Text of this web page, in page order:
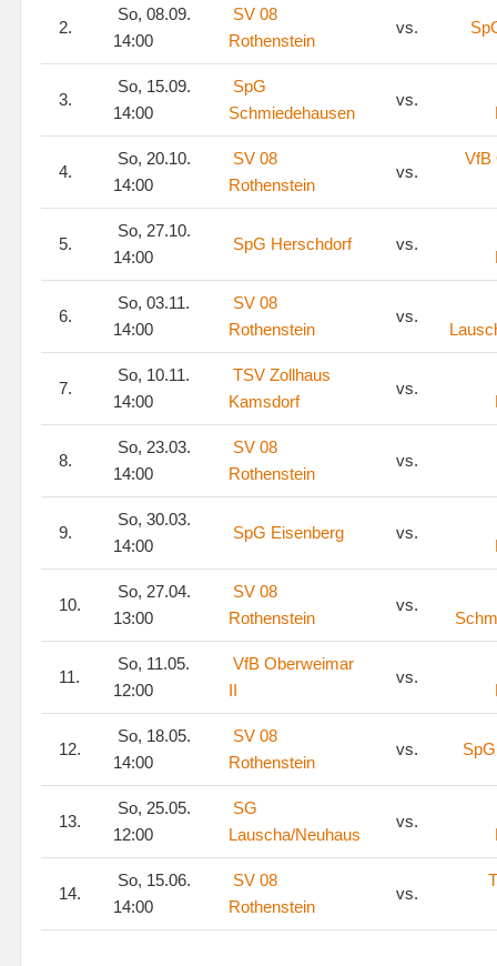
2.
So, 08.09.
14:00
SV 08
Rothenstein
vs.
3.
So, 15.09.
14:00
SpG
Schmiedehausen
vs.
4.
So, 20.10.
14:00
SV 08
Rothenstein
vs.
VfB
5.
So, 27.10.
14:00
SpG Herschdorf vs.
6.
So, 03.11.
14:00
SV 08
Rothenstein
vs.
7.
So, 10.11.
14:00
TSV Zollhaus
Kamsdorf
vs.
8.
So, 23.03.
14:00
SV 08
Rothenstein
vs.
9.
So, 30.03.
14:00
SpG Eisenberg vs.
10.
So, 27.04.
13:00
SV 08
Rothenstein
vs.
11.
So, 11.05.
12:00
VfB Oberweimar
II
vs.
12.
So, 18.05.
14:00
SV 08
Rothenstein
vs.
13.
So, 25.05.
12:00
SG
Lauscha/Neuhaus
vs.
14.
So, 15.06.
14:00
SV 08
Rothenstein
vs.